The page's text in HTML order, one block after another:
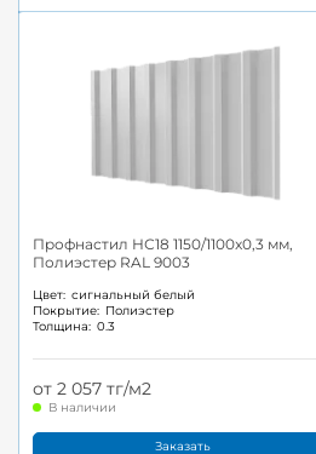
Профнастил НС18 1150/1100x0,3 мм,
Полиэстер RAL 9003
Цвет: сигнальный белый
Покрытие: Полиэстер
Толщина: 0.3
от 2 057 тг/м2
В наличии
Заказать